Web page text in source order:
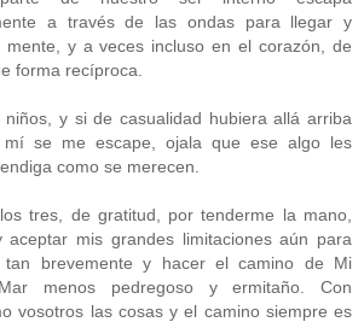
a través de las ondas para llegar y
mente, y a veces incluso en el corazón, de
forma recíproca.
niños, y si de casualidad hubiera allá arriba
mí se me escape, ojala que ese algo les
como se merecen.
tres, de gratitud, por tenderme la mano,
aceptar mis grandes limitaciones aún para
tan brevemente y hacer el camino de Mi
menos pedregoso y ermitaño. Con
vosotros las cosas y el camino siempre es